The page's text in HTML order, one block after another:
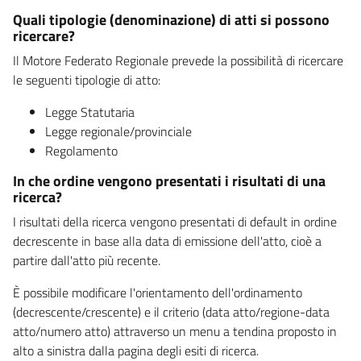
Quali tipologie (denominazione) di atti si possono
ricercare?
Il Motore Federato Regionale prevede la possibilità di ricercare
le seguenti tipologie di atto:
Legge Statutaria
Legge regionale/provinciale
Regolamento
In che ordine vengono presentati i risultati di una
ricerca?
I risultati della ricerca vengono presentati di default in ordine
decrescente in base alla data di emissione dell'atto, cioè a
partire dall'atto più recente.
È possibile modificare l'orientamento dell'ordinamento
(decrescente/crescente) e il criterio (data atto/regione-data
atto/numero atto) attraverso un menu a tendina proposto in
alto a sinistra dalla pagina degli esiti di ricerca.